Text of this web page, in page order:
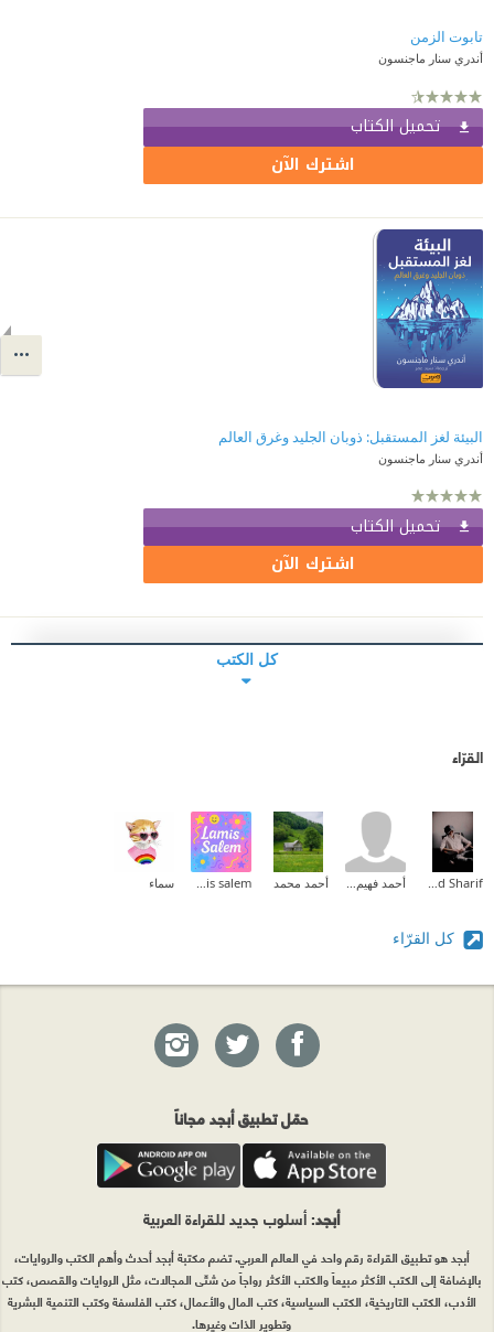
تابوت الزمن
أندري سنار ماجنسون
تحميل الكتاب
اشترك الآن
البيئة لغز المستقبل: ذوبان الجليد وغرق العالم
أندري سنار ماجنسون
تحميل الكتاب
اشترك الآن
كل الكتب
القرّاء
أحمد محمد سماء
كل القرّاء
حمّل تطبيق أبجد مجاناً
أبجد: أسلوب جديد للقراءة العربية
أبجد هو تطبيق القراءة رقم واحد في العالم العربي. تضم مكتبة أبجد أحدث وأهم الكتب والروايات،
بالإضافة إلى الكتب الأكثر مبيعاً والكتب الأكثر رواجاً من شتّى المجالات، مثل الروايات والقصص، كتب
الأدب، الكتب التاريخية، الكتب السياسية، كتب المال والأعمال، كتب الفلسفة وكتب التنمية البشرية
وتطوير الذات وغيرها.